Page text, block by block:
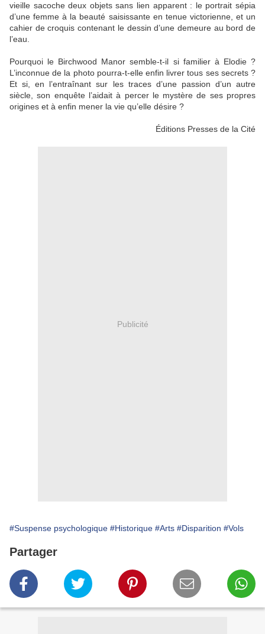
vieille sacoche deux objets sans lien apparent : le portrait sépia
d’une femme à la beauté saisissante en tenue victorienne, et un
cahier de croquis contenant le dessin d’une demeure au bord de
l’eau.
Pourquoi le Birchwood Manor semble-t-il si familier à Elodie ?
L’inconnue de la photo pourra-t-elle enfin livrer tous ses secrets ?
Et si, en l’entraînant sur les traces d’une passion d’un autre
siècle, son enquête l’aidait à percer le mystère de ses propres
origines et à enfin mener la vie qu’elle désire ?
Éditions Presses de la Cité
Publicité
#Suspense psychologique #Historique #Arts #Disparition #Vols
Partager